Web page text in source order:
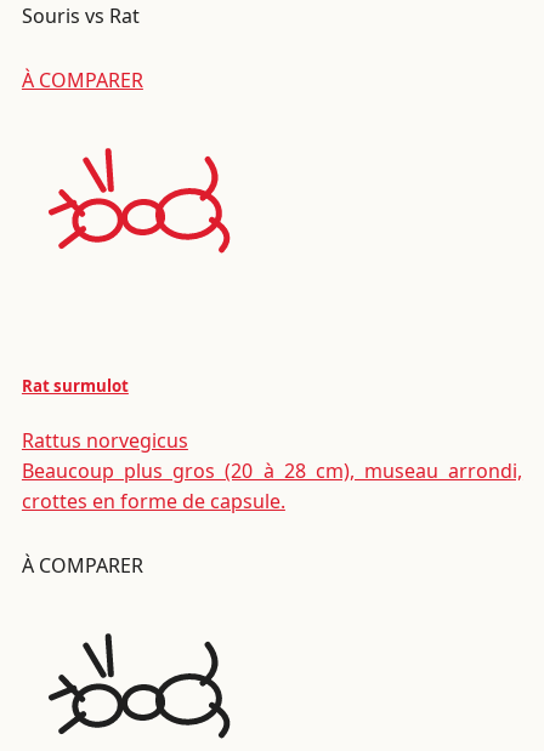
Souris vs Rat
À COMPARER
Rat surmulot
Rattus norvegicus
Beaucoup plus gros (20 à 28 cm), museau arrondi,
crottes en forme de capsule.
À COMPARER